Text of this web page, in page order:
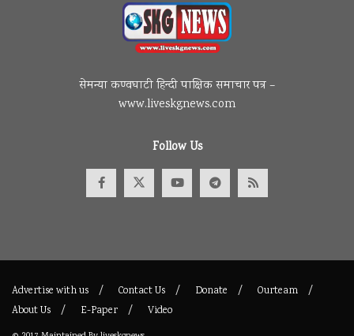
सेमन्या कण्वघाटी हिन्दी पाक्षिक समाचार पत्र –
www.liveskgnews.com
Follow Us
Advertise with us Contact Us Donate
Ourteam
About Us
E-Paper Video